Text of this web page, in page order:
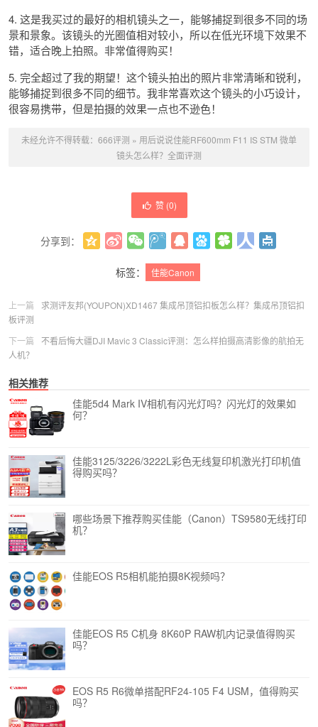
4. 这是我买过的最好的相机镜头之一，能够捕捉到很多不同的场
景和景象。该镜头的光圈值相对较小，所以在低光环境下效果不
错，适合晚上拍照。非常值得购买！
5. 完全超过了我的期望！这个镜头拍出的照片非常清晰和锐利，
能够捕捉到很多不同的细节。我非常喜欢这个镜头的小巧设计，
很容易携带，但是拍摄的效果一点也不逊色！
未经允许不得转载： 666评测 » 用后说说佳能RF600mm F11 IS STM 微单
镜头怎么样？全面评测
赞 (0)
分享到：
标签：
佳能Canon
上一篇
求测评友邦(YOUPON)XD1467 集成吊顶铝扣板怎么样？集成吊顶铝扣
板评测
下一篇
不看后悔大疆DJI Mavic 3 Classic评测：怎么样拍摄高清影像的航拍无
人机？
相关推荐
佳能5d4 Mark IV相机有闪光灯吗？闪光灯的效果如
何？
佳能3125/3226/3222L彩色无线复印机激光打印机值
得购买吗？
哪些场景下推荐购买佳能（Canon）TS9580无线打印
机？
佳能EOS R5相机能拍摄8K视频吗？
佳能EOS R5 C机身 8K60P RAW机内记录值得购买
吗？
EOS R5 R6微单搭配RF24-105 F4 USM，值得购买
吗？